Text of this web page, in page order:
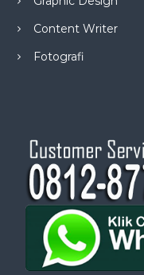
Content Writer
Fotografi